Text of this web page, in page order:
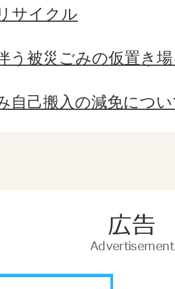
サイクル
う被災ごみの仮置き
自己搬入の減免につ
告